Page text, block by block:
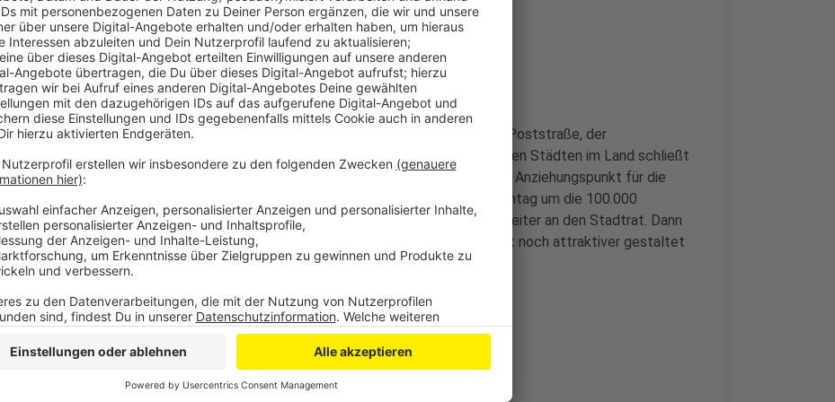
Veröffentlicht:Dienstag, 12.02.2019 17:01
Anzeige
Seit Anfang August sind auch drei dieser Anlagen in Bonn - in der Poststraße, der
Remigiusstraße und der Sternstraße aktiv. Im Vergleich zu ähnlichen Städten im Land schließt
Bonn sehr gut ab. Die Bonner Innenstadt sei sehr attraktiv und ein Anziehungspunkt für die
gesamte Region. Im Durchschnitt bewegen sich an einem Wochentag um die 100.000
Passanten auf den drei Straßen. Die Auswertungen gehen jetzt weiter an den Stadtrat. Dann
soll besprochen werden, wie die Einkaufsmeilen in Bonn in Zukunft noch attraktiver gestaltet
werden können.
DG